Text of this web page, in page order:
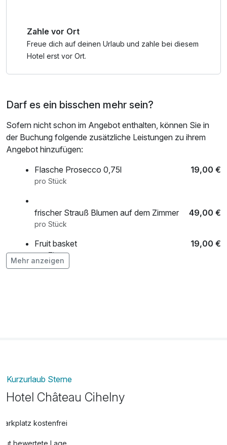
Zahle vor Ort
Freue dich auf deinen Urlaub und zahle bei diesem
Hotel erst vor Ort.
Darf es ein bisschen mehr sein?
Sofern nicht schon im Angebot enthalten, können Sie in
der Buchung folgende zusätzliche Leistungen zu ihrem
Angebot hinzufügen:
Flasche Prosecco 0,75l
19,00 €
pro Stück
frischer Strauß Blumen auf dem Zimmer 49,00 €
pro Stück
Fruit basket 19,00 €
pro Zimmer
Mehr anzeigen
Kurzurlaub Sterne
Hotel Château Cihelny
Parkplatz kostenfrei
Gut bewertete Lage